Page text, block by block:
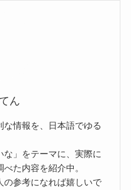
ん
情報を、日本語でゆる
な」をテーマに、実際に
た内容を紹介中。
の参考になれば嬉しいで